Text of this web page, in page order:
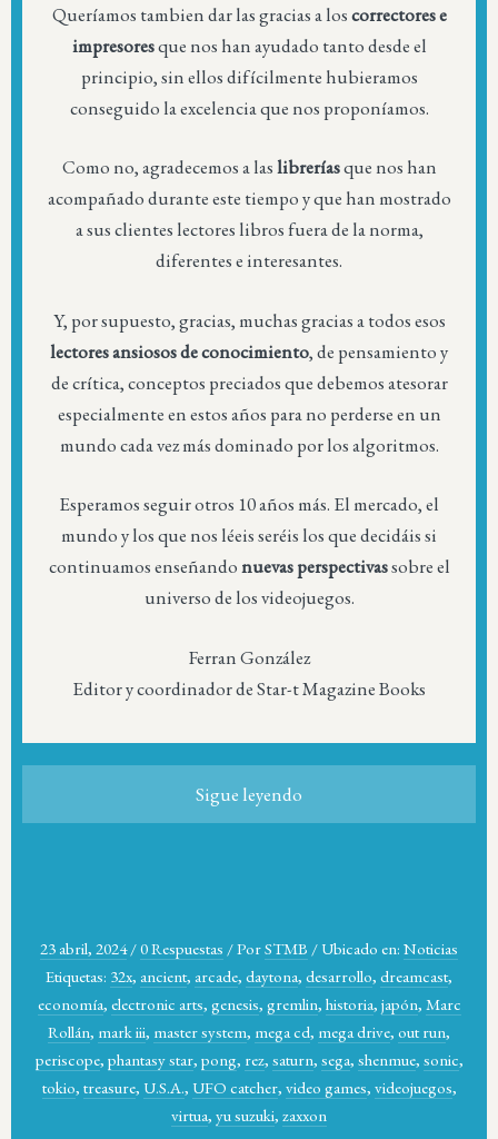
Queríamos tambien dar las gracias a loscorrectores e
impresoresque nos han ayudado tanto desde el
principio, sin ellos difícilmente hubieramos
conseguido la excelencia que nos proponíamos.
Como no, agradecemos a laslibreríasque nos han
acompañado durante este tiempo y que han mostrado
a sus clientes lectores libros fuera de la norma,
diferentes e interesantes.
Y, por supuesto, gracias, muchas gracias a todos esos
lectores ansiosos de conocimiento, de pensamiento y
de crítica, conceptos preciados que debemos atesorar
especialmente en estos años para no perderse en un
mundo cada vez más dominado por los algoritmos.
Esperamos seguir otros 10 años más. El mercado, el
mundo y los que nos léeis seréis los que decidáis si
continuamos enseñandonuevas perspectivassobre el
universo de los videojuegos.
Ferran González
Editor y coordinador de Star-t Magazine Books
Sigue leyendo
23 abril, 2024 /0 Respuestas /PorSTMB / Ubicado en: Noticias
Etiquetas: 32x, ancient, arcade, daytona, desarrollo, dreamcast,
economía, electronic arts, genesis, gremlin, historia, japón, Marc
Rollán, mark iii, master system, mega cd, mega drive, out run,
periscope, phantasy star, pong, rez, saturn, sega, shenmue, sonic,
tokio, treasure, U.S.A., UFO catcher, video games, videojuegos,
virtua, yu suzuki, zaxxon